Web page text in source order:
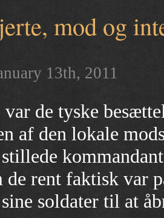
mod og
13th, 2011
de tyske
af den lokale
de rent faktisk var
soldater til at